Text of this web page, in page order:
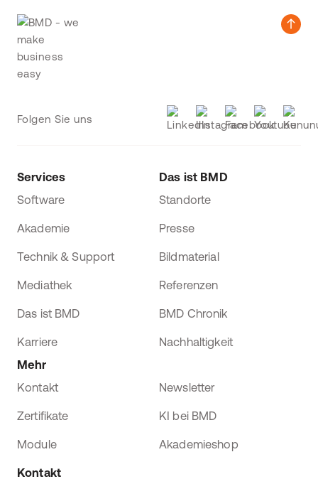
Folgen Sie uns
Services
Software
Akademie
Technik & Support
Mediathek
Das ist BMD
Karriere
Das ist BMD
Standorte
Presse
Bildmaterial
Referenzen
BMD Chronik
Nachhaltigkeit
Mehr
Kontakt
Newsletter
Zertifikate KI bei BMD
Module Akademieshop
Kontakt